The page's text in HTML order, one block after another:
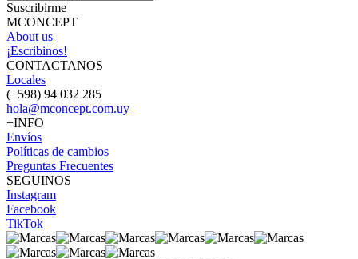
Suscribirme
MCONCEPT
About us
¡Escribinos!
CONTACTANOS
Locales
(+598) 94 032 285
hola@mconcept.com.uy
+INFO
Envíos
Políticas de cambios
Preguntas Frecuentes
SEGUINOS
Instagram
Facebook
TikTok